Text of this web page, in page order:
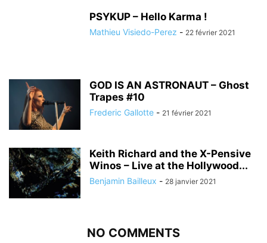
PSYKUP – Hello Karma !
Mathieu Visiedo-Perez - 22 février 2021
GOD IS AN ASTRONAUT – Ghost
Trapes #10
Frederic Gallotte - 21 février 2021
Keith Richard and the X-Pensive
Winos – Live at the Hollywood...
Benjamin Bailleux - 28 janvier 2021
NO COMMENTS